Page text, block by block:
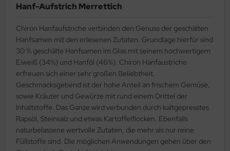
Hanf-Aufstrich Merrettich
Chiron Hanfaufstriche verbinden den Genuss der geschälten
Hanfsamen mit den erlesenen Zutaten. Grundlage hierfür sind
30 % geschälte Hanfsamen im Glas mit seinem hochwertigem
Eiweiß (34%) und Hanföl (46%). Chiron Hanfaustriche
erfreuen sich einer sehr großen Beliebtheit.
Geschmacksgebend ist der hohe Anteil an frischem Gemüse,
sowie Kräuter und Gewürze mit rund einem Drittel der
Inhaltstoffe. Das Ganze wird verbunden durch kaltgepresstes
Rapsöl, Steinsalz und etwas Kartoffelflocken. Ebenfalls
naturbelassene wertvolle Zutaten, die mehr als nur reine
Füllstoffe sind. Die möglichen Anwendungen gehen über den